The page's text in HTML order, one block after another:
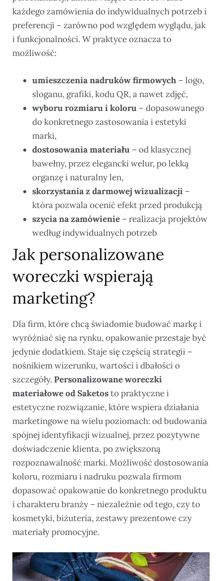
każdego zamówienia do indywidualnych potrzeb i
preferencji – zarówno pod względem wyglądu, jak
i funkcjonalności. W praktyce oznacza to
możliwość:
umieszczenia nadruków firmowych – logo,
sloganu, grafiki, kodu QR, a nawet zdjęć,
wyboru rozmiaru i koloru – dopasowanego
do konkretnego zastosowania i estetyki
marki,
dostosowania materiału – od klasycznej
bawełny, przez elegancki welur, po lekką
organzę i naturalny len,
skorzystania z darmowej wizualizacji –
która pozwala ocenić efekt przed produkcją
szycia na zamówienie – realizacja projektów
według indywidualnych potrzeb
Jak personalizowane
woreczki wspierają
marketing?
Dla firm, które chcą świadomie budować markę i
wyróżniać się na rynku, opakowanie przestaje być
jedynie dodatkiem. Staje się częścią strategii –
nośnikiem wizerunku, wartości i dbałości o
szczegóły. Personalizowane woreczki
materiałowe od Saketosto praktyczne i
estetyczne rozwiązanie, które wspiera działania
marketingowe na wielu poziomach: od budowania
spójnej identyfikacji wizualnej, przez pozytywne
doświadczenie klienta, po zwiększoną
rozpoznawalność marki. Możliwość dostosowania
koloru, rozmiaru i nadruku pozwala firmom
dopasować opakowanie do konkretnego produktu
i charakteru branży – niezależnie od tego, czy to
kosmetyki, biżuteria, zestawy prezentowe czy
materiały promocyjne.